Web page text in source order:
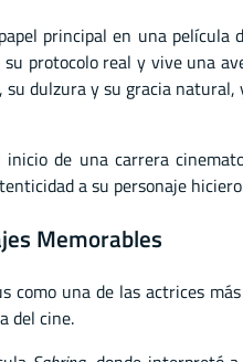
principal en una película
protocolo real y vive una
dulzura y su gracia
de una carrera
a su personaje
Memorables
como una de las actrices
del cine.